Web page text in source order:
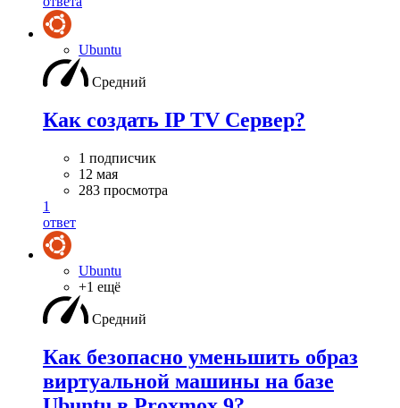
Ubuntu
Средний
Как создать IP TV Сервер?
1 подписчик
12 мая
283 просмотра
1
ответ
Ubuntu
+1 ещё
Средний
Как безопасно уменьшить образ
виртуальной машины на базе